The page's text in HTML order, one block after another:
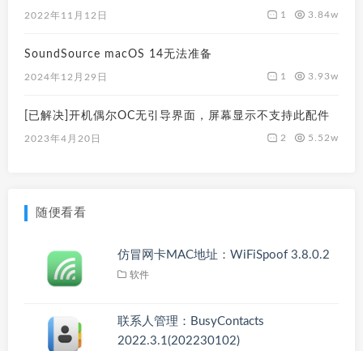
2022年11月12日 1 3.84w
SoundSource macOS 14无法准备
2024年12月29日 1 3.93w
[已解决]开机偶尔OC无引导界面，屏幕显示不支持此配件
2023年4月20日 2 5.52w
随便看看
仿冒网卡MAC地址：WiFiSpoof 3.8.0.2
软件
联系人管理：BusyContacts
2022.3.1(202230102)